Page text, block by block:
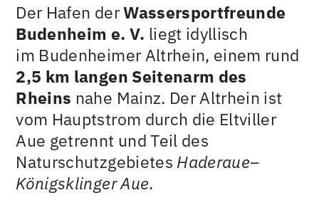
Der Hafen derWassersportfreunde
Budenheim e. V. liegt idyllisch
im Budenheimer Altrhein, einem rund
2,5 km langen Seitenarm des
Rheins nahe Mainz. Der Altrhein ist
vom Hauptstrom durch die Eltviller
Aue getrennt und Teil des
Naturschutzgebietes Haderaue–
Königsklinger Aue.